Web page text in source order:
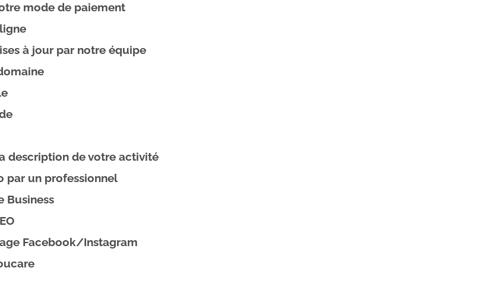
mode de paiement
à jour par notre équipe
description de votre activité
par un professionnel
Business
Facebook/Instagram